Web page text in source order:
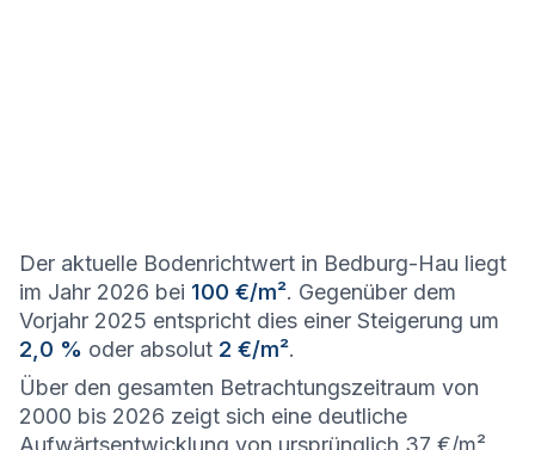
Der aktuelle Bodenrichtwert in Bedburg-Hau liegt
im Jahr 2026 bei 100 €/m². Gegenüber dem
Vorjahr 2025 entspricht dies einer Steigerung um
2,0 % oder absolut 2 €/m².
Über den gesamten Betrachtungszeitraum von
2000 bis 2026 zeigt sich eine deutliche
Aufwärtsentwicklung von ursprünglich 37 €/m²